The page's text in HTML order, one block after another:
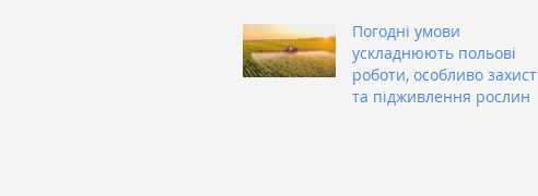
Погодні умови
ускладнюють польові
роботи, особливо захист
та підживлення рослин